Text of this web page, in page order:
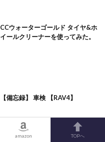
CCウォーターゴールド タイヤ&ホ
イールクリーナーを使ってみた。
【備忘録】 車検 【RAV4】
amazon TOPへ